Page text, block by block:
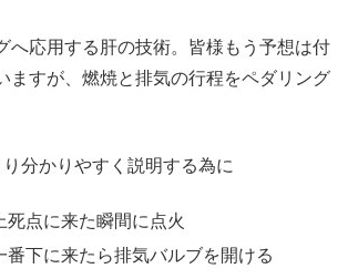
へ応用する肝の技術。皆様もう予想は付
ますが、燃焼と排気の行程をペダリング
分かりやすく説明する為に
死点に来た瞬間に点火
番下に来たら排気バルブを開ける